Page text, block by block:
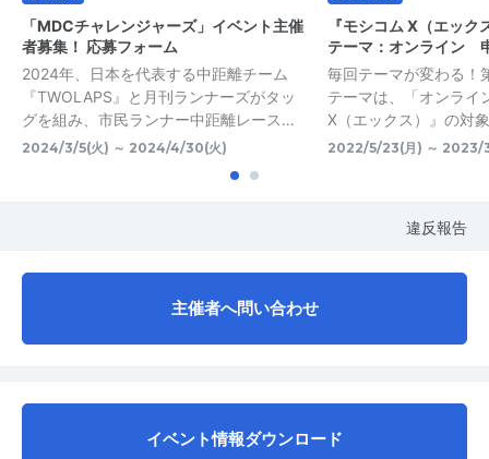
「MDCチャレンジャーズ」イベント主催
者募集！ 応募フォーム
2024年、日本を代表する中距離チーム
『TWOLAPS』と月刊ランナーズがタッ
グを組み、市民ランナー中距離レース…
2024/3/5(火) ～ 2024/4/30(火)
『モシコム X（エッ
テーマ：オンライン
毎回テーマが変わる！
テーマは、「オンライ
X（エックス）』の対
2022/5/23(月) ～ 2023/
違反報告
主催者へ問い合わせ
イベント情報ダウンロード